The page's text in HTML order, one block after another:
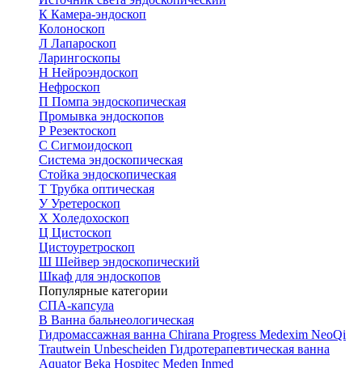
К Камера-эндоскоп
Колоноскоп
Л Лапароскоп
Ларингоскопы
Н Нейроэндоскоп
Нефроскоп
П Помпа эндоскопическая
Промывка эндоскопов
Р Резектоскоп
С Сигмоидоскоп
Система эндоскопическая
Стойка эндоскопическая
Т Трубка оптическая
УУретероскоп
Х Холедохоскоп
Ц Цистоскоп
Цистоуретроскоп
Ш Шейвер эндоскопический
Шкаф для эндоскопов
Популярные категории
СПА-капсула
В Ванна бальнеологическая
Гидромассажная ванна Chirana Progress Medexim NeoQi
Trautwein Unbescheiden Гидротерапевтическая ванна
AquatorBeka Hospitec Meden Inmed